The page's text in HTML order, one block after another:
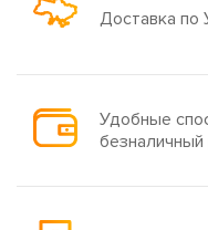
Доставка по
Удобные
безналичный